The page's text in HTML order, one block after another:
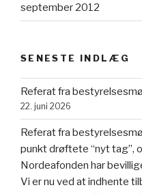
september 2012
SENESTE INDLÆG
Referat fra
22. juni 2026
Referat fra
punkt drøftete “nyt tag”,
Nordeafonden har
Vi er nu ved at indhente